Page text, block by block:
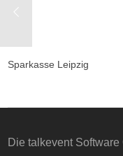
Sparkasse Leipzig
Die talkevent